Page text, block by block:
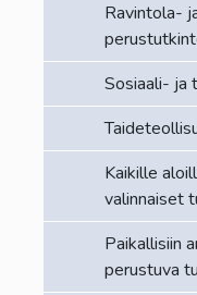
Ravintola-
Sosiaali- ja
Kaikille
valinnaiset
Paikallisiin
perustuva